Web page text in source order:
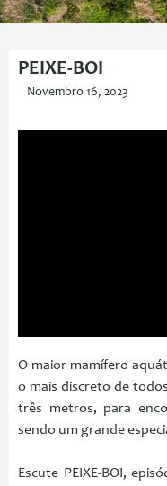
PEIXE-BOI
Novembro 16, 2023
O maior mamífero
o mais discreto de
três metros, para
sendo um grande
Escute PEIXE-BOI,